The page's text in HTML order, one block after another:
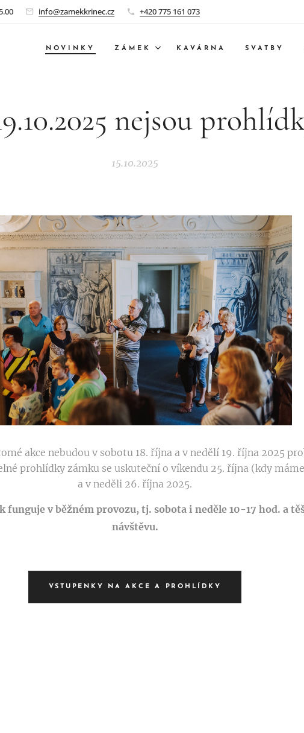
info@zamekkrinec.cz +420 775 161 073
NOVINKY ZÁMEK KAVÁRNA SVATBY
nejsou
15.10.2025
akce nebudou v sobotu 18. října a v nedělí 19. října 2025
prohlídky zámku se uskuteční o víkendu 25. října (kdy
a v neděli 26. října 2025.
funguje v běžném provozu, tj. sobota i neděle 10-17 hod. a
návštěvu.
VSTUPENKY NA AKCE A PROHLÍDKY